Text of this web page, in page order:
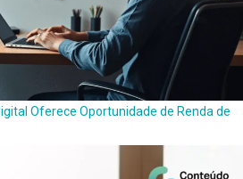
Oferece Oportunidade de Renda de